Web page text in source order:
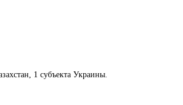
1 субъекта Украины.​